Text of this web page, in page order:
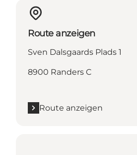
Route anzeigen
Sven Dalsgaards Plads 1
8900 Randers C
Route anzeigen